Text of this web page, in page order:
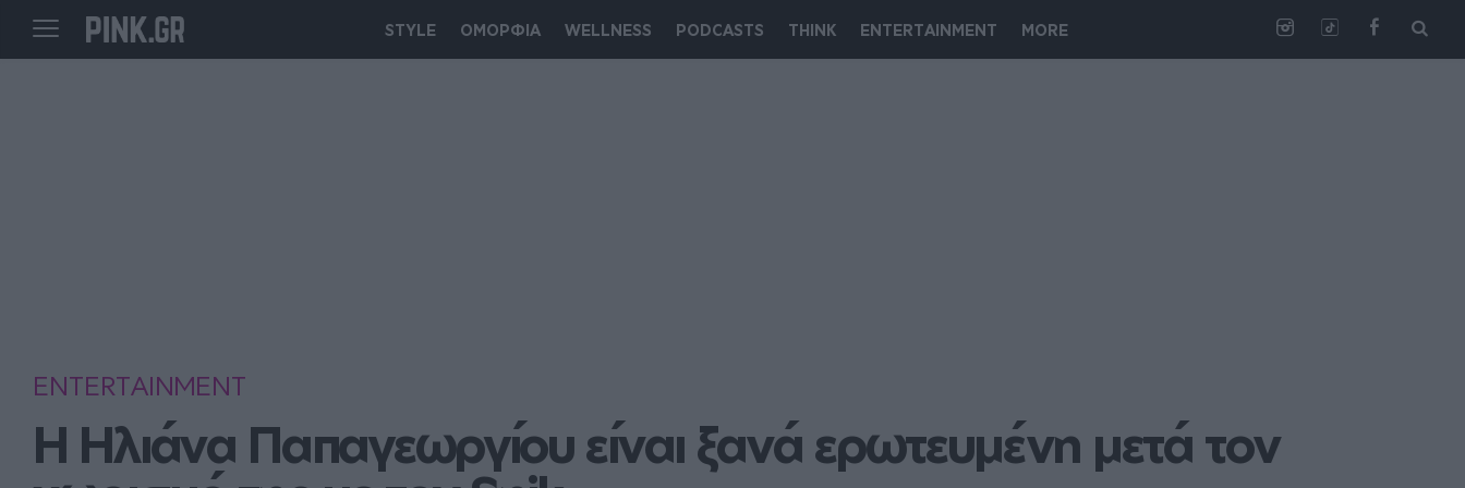
STYLE ΟΜΟΡΦΙΑ WELLNESS PODCASTS THINK ENTERTAINMENT MORE
ENTERTAINMENT
Η Ηλιάνα Παπαγεωργίου είναι ξανά ερωτευμένη μετά τον